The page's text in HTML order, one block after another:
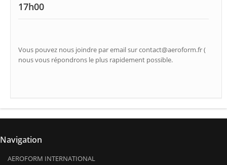
17h00
Vous pouvez nous joindre par email sur contact@aeroform.fr (
nous vous répondrons le plus rapidement possible.
Navigation
AEROFORM INTERNATIONAL